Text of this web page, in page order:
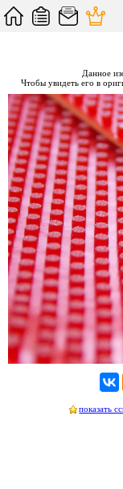
Данное
Чтобы увидеть его в
показать